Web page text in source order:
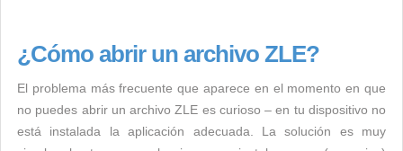
¿Cómo abrir un archivo ZLE?
El problema más frecuente que aparece en el momento en que
no puedes abrir un archivo ZLE es curioso – en tu dispositivo no
está instalada la aplicación adecuada. La solución es muy